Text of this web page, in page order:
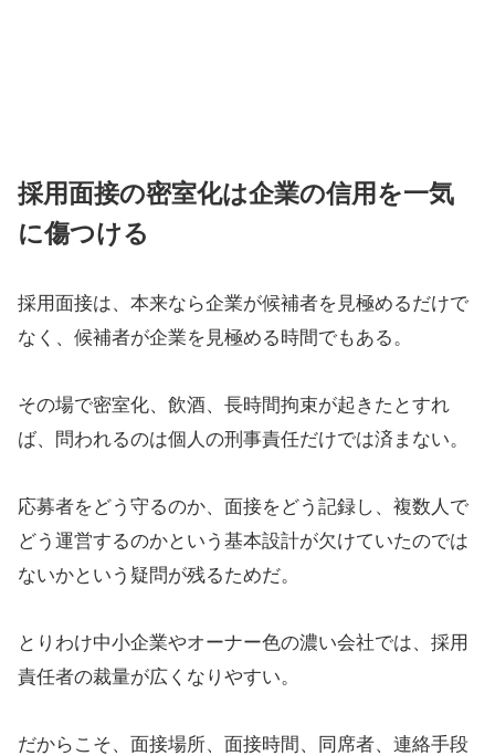
採用面接の密室化は企業の信用を一気
に傷つける
採用面接は、本来なら企業が候補者を見極めるだけで
なく、候補者が企業を見極める時間でもある。
その場で密室化、飲酒、長時間拘束が起きたとすれ
ば、問われるのは個人の刑事責任だけでは済まない。
応募者をどう守るのか、面接をどう記録し、複数人で
どう運営するのかという基本設計が欠けていたのでは
ないかという疑問が残るためだ。
とりわけ中小企業やオーナー色の濃い会社では、採用
責任者の裁量が広くなりやすい。
だからこそ、面接場所、面接時間、同席者、連絡手段